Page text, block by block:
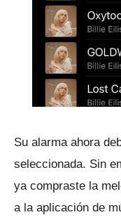
Su alarma ahora
seleccionada. Sin
ya compraste la
a la aplicación de